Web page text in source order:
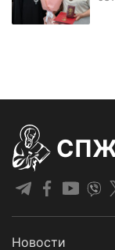
Новости